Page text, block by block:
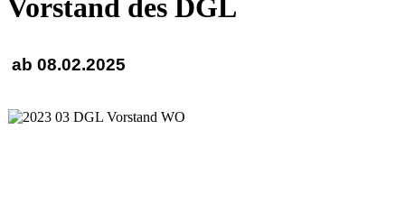
Vorstand des DGL
ab 08.02.2025